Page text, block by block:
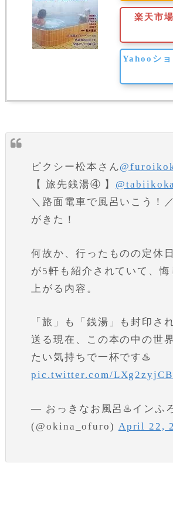
楽天市場
Yahooシ
ピクシー松本さん
【 旅先銭湯④ 】
＼路面電車で風呂いこう！／
がきた！
何故か、行ったものの定休
が5軒も紹介されていて、悔
上がる内容。
「旅」も「銭湯」も封印さ
送る現在、この本の中の世
たい気持ちで一杯です♨️
pic.twitter.com/
— おっきなお風呂♨️インふ
(@okina_ofuro) April 22,